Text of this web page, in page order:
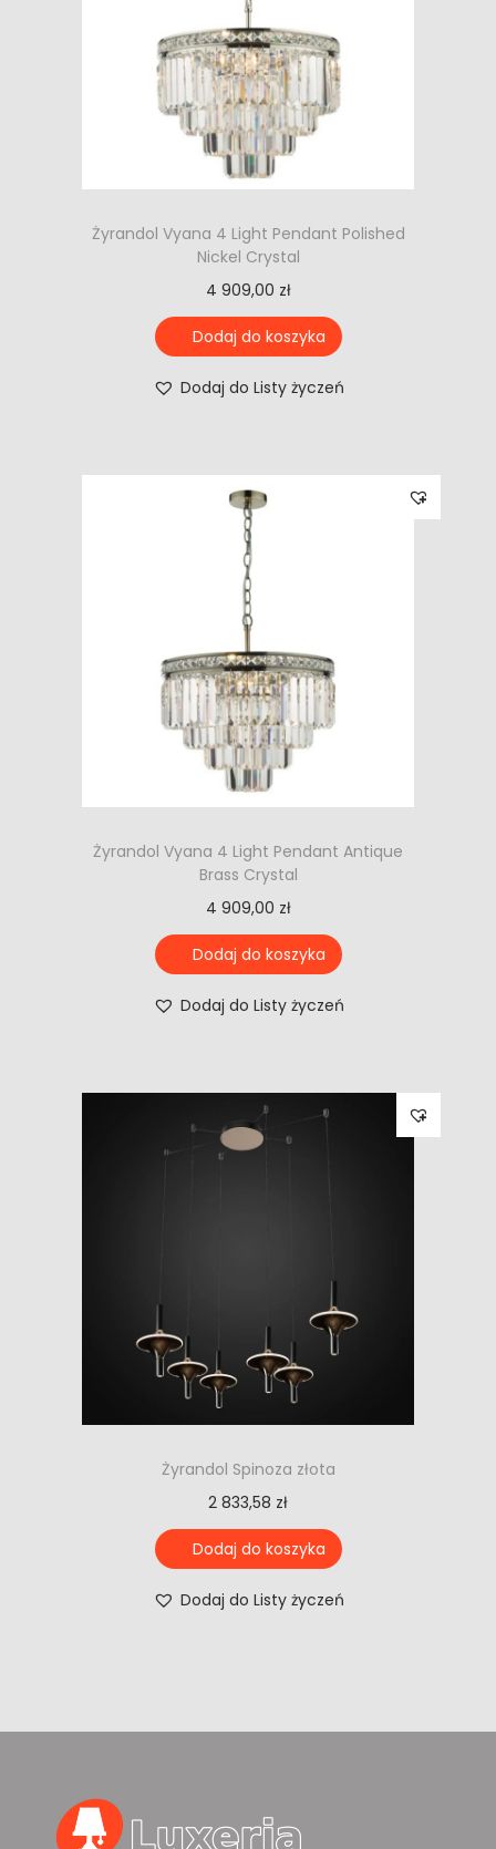
Żyrandol Vyana 4 Light Pendant Polished
Nickel Crystal
4 909,00 zł
Dodaj do koszyka
Dodaj do Listy życzeń
Żyrandol Vyana 4 Light Pendant Antique
Brass Crystal
4 909,00 zł
Dodaj do koszyka
Dodaj do Listy życzeń
Żyrandol Spinoza złota
2 833,58 zł
Dodaj do koszyka
Dodaj do Listy życzeń